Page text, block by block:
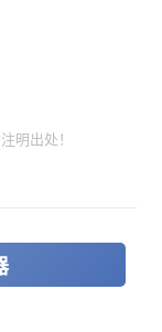
功至关重要。
明出处！